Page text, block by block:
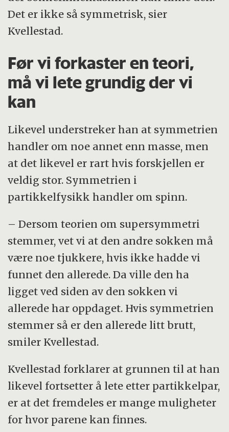
Det er ikke så symmetrisk, sier
Kvellestad.
Før vi forkaster en teori,
må vi lete grundig der vi
kan
Likevel understreker han at symmetrien
handler om noe annet enn masse, men
at det likevel er rart hvis forskjellen er
veldig stor. Symmetrien i
partikkelfysikk handler om spinn.
– Dersom teorien om supersymmetri
stemmer, vet vi at den andre sokken må
være noe tjukkere, hvis ikke hadde vi
funnet den allerede. Da ville den ha
ligget ved siden av den sokken vi
allerede har oppdaget. Hvis symmetrien
stemmer så er den allerede litt brutt,
smiler Kvellestad.
Kvellestad forklarer at grunnen til at han
likevel fortsetter å lete etter partikkelpar,
er at det fremdeles er mange muligheter
for hvor parene kan finnes.